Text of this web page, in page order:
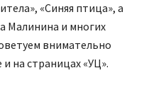
«Синяя птица», а
Малинина и многих
внимательно
на страницах «УЦ».